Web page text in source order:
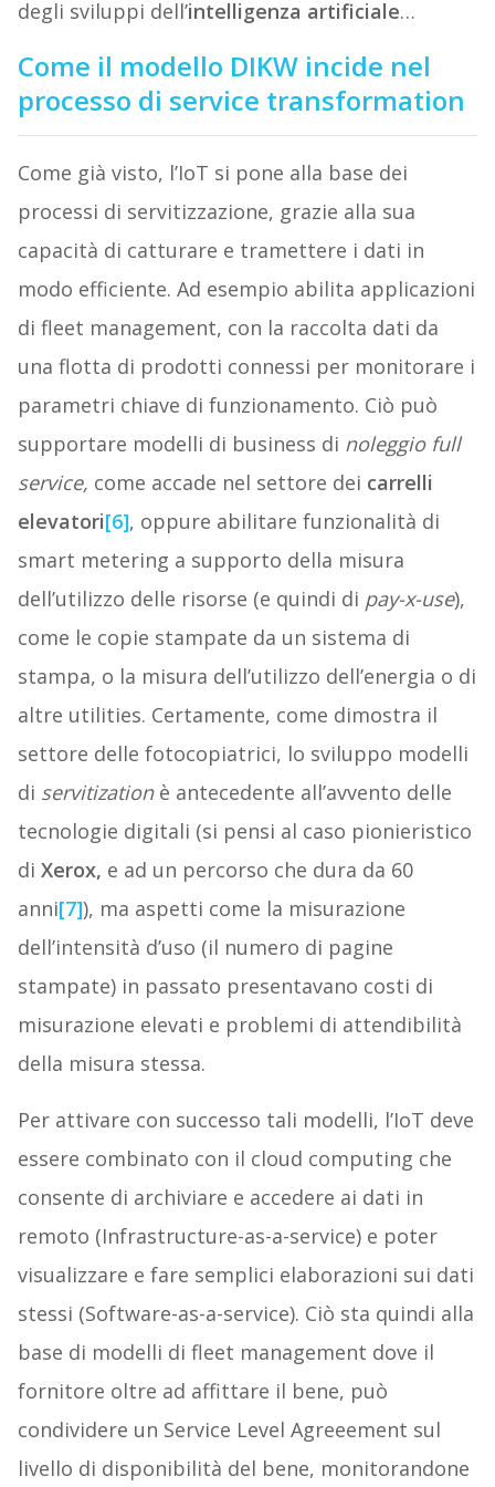
degli sviluppi dell’intelligenza artificiale…
Come il modello DIKW incide nel
processo di service transformation
Come già visto, l’IoT si pone alla base dei
processi di servitizzazione, grazie alla sua
capacità di catturare e tramettere i dati in
modo efficiente. Ad esempio abilita applicazioni
di fleet management, con la raccolta dati da
una flotta di prodotti connessi per monitorare i
parametri chiave di funzionamento. Ciò può
supportare modelli di business di noleggio full
service, come accade nel settore dei carrelli
elevatori[6], oppure abilitare funzionalità di
smart metering a supporto della misura
dell’utilizzo delle risorse (e quindi di pay-x-use),
come le copie stampate da un sistema di
stampa, o la misura dell’utilizzo dell’energia o di
altre utilities. Certamente, come dimostra il
settore delle fotocopiatrici, lo sviluppo modelli
di servitizationè antecedente all’avvento delle
tecnologie digitali (si pensi al caso pionieristico
di Xerox, e ad un percorso che dura da 60
anni[7]), ma aspetti come la misurazione
dell’intensità d’uso (il numero di pagine
stampate) in passato presentavano costi di
misurazione elevati e problemi di attendibilità
della misura stessa.
Per attivare con successo tali modelli, l’IoT deve
essere combinato con il cloud computing che
consente di archiviare e accedere ai dati in
remoto (Infrastructure-as-a-service) e poter
visualizzare e fare semplici elaborazioni sui dati
stessi (Software-as-a-service). Ciò sta quindi alla
base di modelli di fleet management dove il
fornitore oltre ad affittare il bene, può
condividere un Service Level Agreeement sul
livello di disponibilità del bene, monitorandone